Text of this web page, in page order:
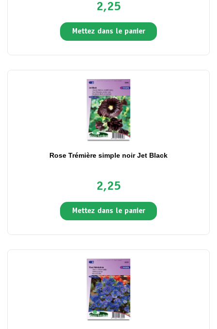
2,25
Mettez dans le panier
Rose Trémière simple noir Jet Black
2,25
Mettez dans le panier